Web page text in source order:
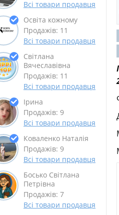
Всі товари продавця
Освіта кожному
Продажів: 11
Всі товари продавця
Світлана
Вячеславівна
Продажів: 11
Всі товари продавця
Ірина
Продажів: 9
Всі товари продавця
Коваленко Наталія
Продажів: 9
Всі товари продавця
Босько Світлана
Петрівна
Продажів: 7
Всі товари продавця